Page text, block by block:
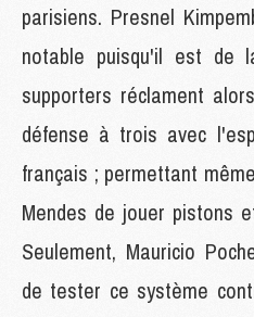
parisiens. Presnel
notable puisqu'il est de
supporters réclament
défense à trois avec
français ; permettant
Mendes de jouer pistons
Seulement, Mauricio
de tester ce système